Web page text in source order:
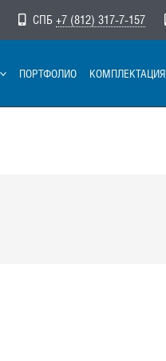
СПБ +7 (812) 317-7-157
ПОРТФОЛИО КОМПЛЕКТАЦИЯ